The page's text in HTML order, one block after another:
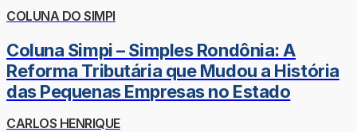
COLUNA DO SIMPI
Coluna Simpi – Simples Rondônia: A
Reforma Tributária que Mudou a História
das Pequenas Empresas no Estado
CARLOS HENRIQUE